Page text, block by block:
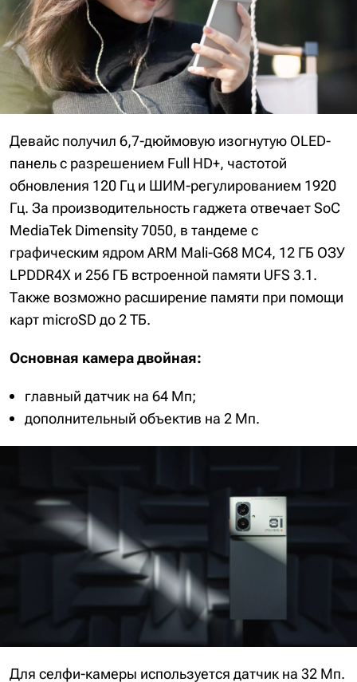
Девайс получил 6,7-дюймовую изогнутую OLED-
панель с разрешением Full HD+, частотой
обновления 120 Гц и ШИМ-регулированием 1920
Гц. За производительность гаджета отвечает SoC
MediaTek Dimensity 7050, в тандеме с
графическим ядром ARM Mali-G68 MC4, 12 ГБ ОЗУ
LPDDR4X и 256 ГБ встроенной памяти UFS 3.1.
Также возможно расширение памяти при помощи
карт microSD до 2 ТБ.
Основная камера двойная:
главный датчик на 64 Мп;
дополнительный объектив на 2 Мп.
Для селфи-камеры используется датчик на 32 Мп.